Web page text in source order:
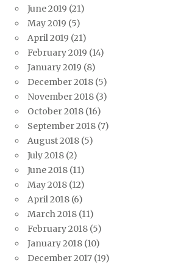
June 2019 (21)
May 2019 (5)
April 2019 (21)
February 2019 (14)
January 2019 (8)
December 2018 (5)
November 2018 (3)
October 2018 (16)
September 2018 (7)
August 2018 (5)
July 2018 (2)
June 2018 (11)
May 2018 (12)
April 2018 (6)
March 2018 (11)
February 2018 (5)
January 2018 (10)
December 2017 (19)